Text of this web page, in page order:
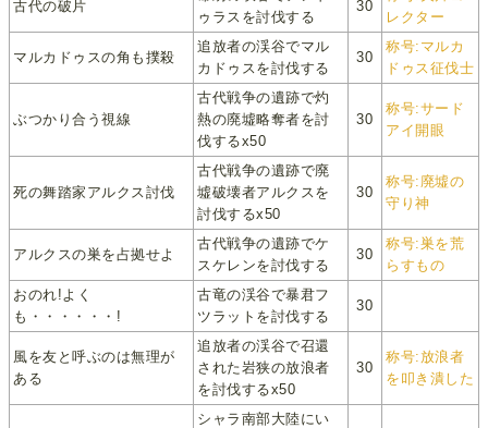
古代の破片
ゥラスを討伐する
30
レクター
マルカドゥスの角も撲殺
追放者の渓谷でマル
カドゥスを討伐する
30
称号:マルカ
ドゥス征伐士
ぶつかり合う視線
古代戦争の遺跡で灼
熱の廃墟略奪者を討
伐するx50
30
称号:サード
アイ開眼
死の舞踏家アルクス討伐
古代戦争の遺跡で廃
墟破壊者アルクスを
討伐するx50
30
称号:廃墟の
守り神
アルクスの巣を占拠せよ
古代戦争の遺跡でケ
スケレンを討伐する
30
称号:巣を荒
らすもの
おのれ!よく
も・・・・・・!
古竜の渓谷で暴君フ
ツラットを討伐する
30
風を友と呼ぶのは無理が
ある
追放者の渓谷で召還
された岩狭の放浪者
を討伐するx50
30
称号:放浪者
を叩き潰した
シャラ南部大陸にい